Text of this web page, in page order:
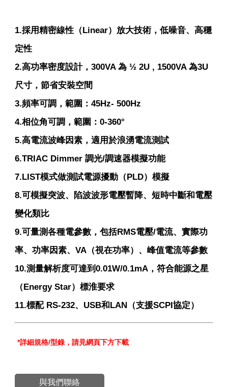
1.採用精密線性（Linear）放大技術，低噪音、高穩
定性
2.高功率密度設計，300VA 為 ½ 2U , 1500VA 為3U
尺寸，節省安裝空間
3.頻率可調，範圍：45Hz- 500Hz
4.相位角可調，範圍：0-360°
5.高電流波峰因素，適用於浪湧電流測試
6.TRIAC Dimmer 調光/調速器模擬功能
7.LIST模式做測試電源擾動（PLD）模擬
8.可模擬突波、陷波波形電壓暫降、短時中斷和電壓
變化類比
9.可量測各種電參數，包括RMS電壓/電流、實際功
率、功率因素、VA（視在功率）、峰值電流等參數
10.測量解析度可達到0.01W/0.1mA，符合能源之星
（Energy Star）標淮要求
11.標配 RS-232、USB和LAN（支援SCPI協定）
*詳細規格/型錄，請見網頁下方下載
與我們聯絡